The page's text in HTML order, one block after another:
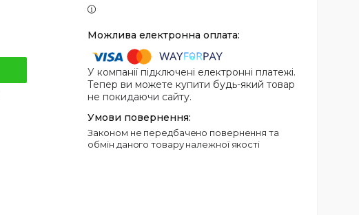
У компанії підключені електронні платежі.
Тепер ви можете купити будь-який товар
не покидаючи сайту.
Законом не передбачено повернення та
обмін даного товару належної якості